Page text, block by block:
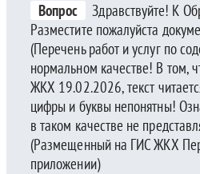
Вопрос
Здравствуйте! К
Разместите пожалуйста
(Перечень работ и услуг по
нормальном качестве! В том,
ЖКХ 19.02.2026, текст
цифры и буквы непонятны!
в таком качестве не
(Размещенный на ГИС ЖКХ
приложении)